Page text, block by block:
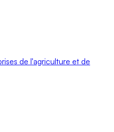
de l'agriculture et de